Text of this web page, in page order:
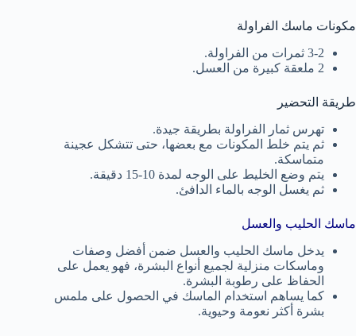
مكونات ماسك الفراولة
3-2 ثمرات من الفراولة.
2 ملعقة كبيرة من العسل.
طريقة التحضير
تهرس ثمار الفراولة بطريقة جيدة.
ثم يتم خلط المكونات مع بعضها، حتى تتشكل عجينة
متماسكة.
يتم وضع الخليط على الوجه لمدة 10-15 دقيقة.
ثم يغسل الوجه بالماء الدافئ.
ماسك الحليب والعسل
يدخل ماسك الحليب والعسل ضمن أفضل وصفات
وماسكات منزلية لجميع أنواع البشرة، فهو يعمل على
الحفاظ على رطوبة البشرة.
كما يساهم استخدام الماسك في الحصول على ملمس
بشرة أكثر نعومة وحيوية.